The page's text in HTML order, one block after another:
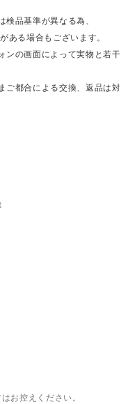
検品基準が異なる為、
ある場合もございます。
ンの画面によって実物と若干
ご都合による交換、返品は対
お控えください。